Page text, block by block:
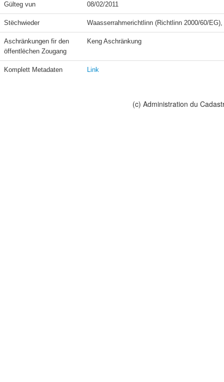
Gülteg vun 08/02/2011
Stëchwieder Waasserrahmerichtlinn (Richtlinn 2000/60/
Aschränkungen fir den
öffentlëchen Zougang
Keng Aschränkung
Komplett Metadaten Link
(c) Administration du